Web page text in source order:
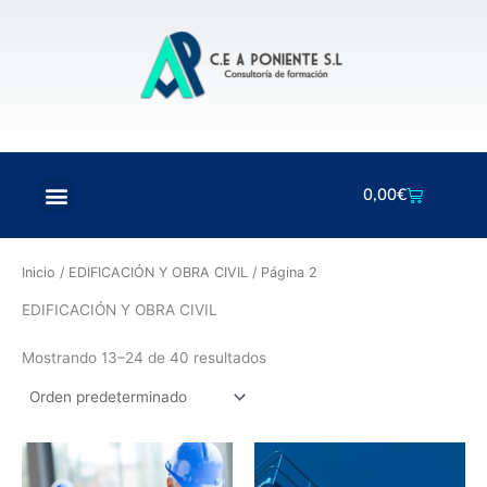
Menú 0,00€Carrito
Inicio / EDIFICACIÓN Y OBRA CIVIL / Página 2
EDIFICACIÓN Y OBRA CIVIL
Mostrando 13–24 de 40 resultados
Rango
Este
producto